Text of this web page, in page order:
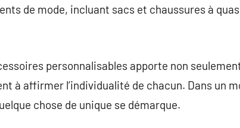
de mode, incluant sacs et chaussures à
personnalisables apporte non
à affirmer l’individualité de chacun. Dans un
chose de unique se démarque.